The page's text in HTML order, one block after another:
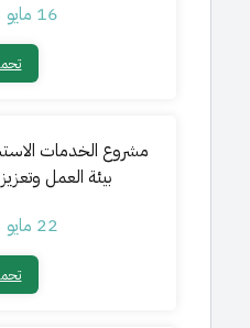
16 مايو 2023م
مشروع الخدمات
بيئة العمل
22 مايو 2023م